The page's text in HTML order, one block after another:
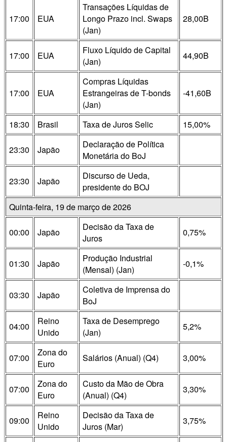
17:00 EUA
Transações Líquidas de
Longo Prazo incl. Swaps
(Jan)
28,00B
17:00 EUA
Fluxo Líquido de Capital
(Jan)
44,90B
17:00 EUA
Compras Líquidas
Estrangeiras de T-bonds
(Jan)
-41,60B
18:30 Brasil Taxa de Juros Selic 15,00%
23:30 Japão
Declaração de Política
Monetária do BoJ
23:30 Japão
Discurso de Ueda,
presidente do BOJ
Quinta-feira, 19 de março de 2026
00:00 Japão
Decisão da Taxa de
Juros
0,75%
01:30 Japão
Produção Industrial
(Mensal) (Jan)
-0,1%
03:30 Japão
Coletiva de Imprensa do
BoJ
04:00
Reino
Unido
Taxa de Desemprego
(Jan)
5,2%
07:00
Zona do
Euro
Salários (Anual) (Q4) 3,00%
07:00
Zona do
Euro
Custo da Mão de Obra
(Anual) (Q4)
3,30%
09:00
Reino
Unido
Decisão da Taxa de
Juros (Mar)
3,75%